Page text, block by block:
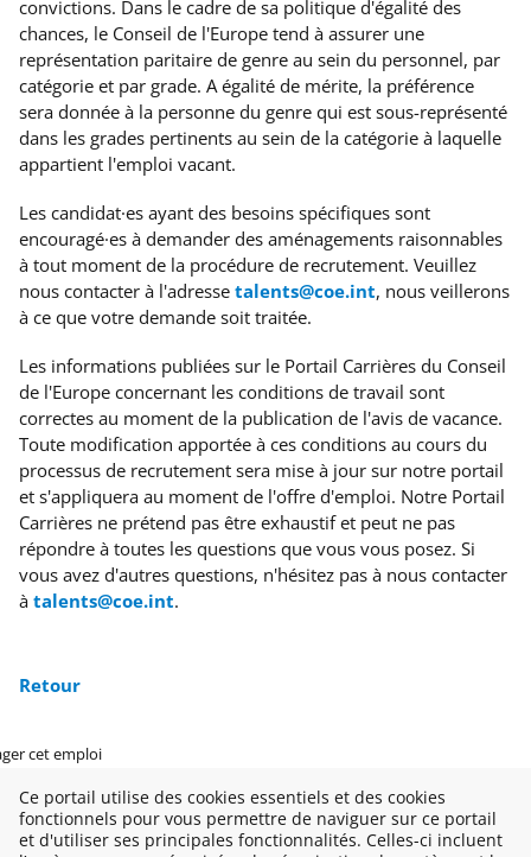
Ce portail utilise des cookies essentiels et des cookies
fonctionnels pour vous permettre de naviguer sur ce portail
et d'utiliser ses principales fonctionnalités. Celles-ci incluent
convictions. Dans le cadre de sa politique d'égalité des
chances, le Conseil de l'Europe tend à assurer une
représentation paritaire de genre au sein du personnel, par
catégorie et par grade. A égalité de mérite, la préférence
sera donnée à la personne du genre qui est sous-représenté
dans les grades pertinents au sein de la catégorie à laquelle
appartient l'emploi vacant.
Les candidat·es ayant des besoins spécifiques sont
encouragé·es à demander des aménagements raisonnables
à tout moment de la procédure de recrutement. Veuillez
nous contacter à l'adresse talents@coe.int, nous veillerons
à ce que votre demande soit traitée.
Les informations publiées sur le Portail Carrières du Conseil
de l'Europe concernant les conditions de travail sont
correctes au moment de la publication de l'avis de vacance.
Toute modification apportée à ces conditions au cours du
processus de recrutement sera mise à jour sur notre portail
et s'appliquera au moment de l'offre d'emploi. Notre Portail
Carrières ne prétend pas être exhaustif et peut ne pas
répondre à toutes les questions que vous vous posez. Si
vous avez d'autres questions, n'hésitez pas à nous contacter
à talents@coe.int.
Retour
cet emploi